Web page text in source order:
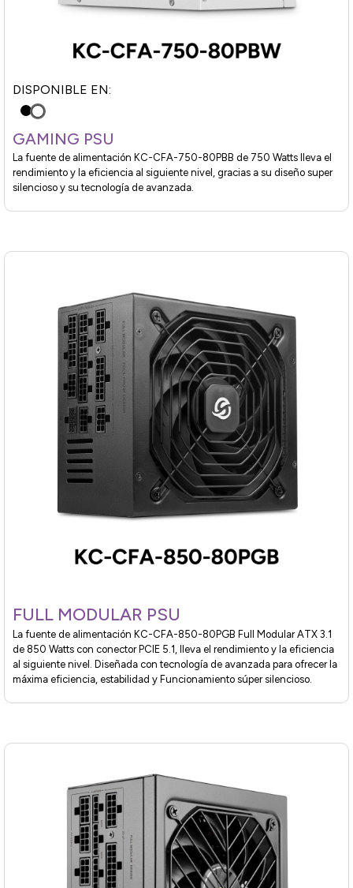
DISPONIBLE EN:
GAMING PSU
La fuente de alimentación KC-CFA-750-80PBB de 750 Watts lleva el
rendimiento y la eficiencia al siguiente nivel, gracias a su diseño super
silencioso y su tecnología de avanzada.
FULL MODULAR PSU
La fuente de alimentación KC-CFA-850-80PGB Full Modular ATX 3.1
de 850 Watts con conector PCIE 5.1, lleva el rendimiento y la eficiencia
al siguiente nivel. Diseñada con tecnología de avanzada para ofrecer la
máxima eficiencia, estabilidad y Funcionamiento súper silencioso.